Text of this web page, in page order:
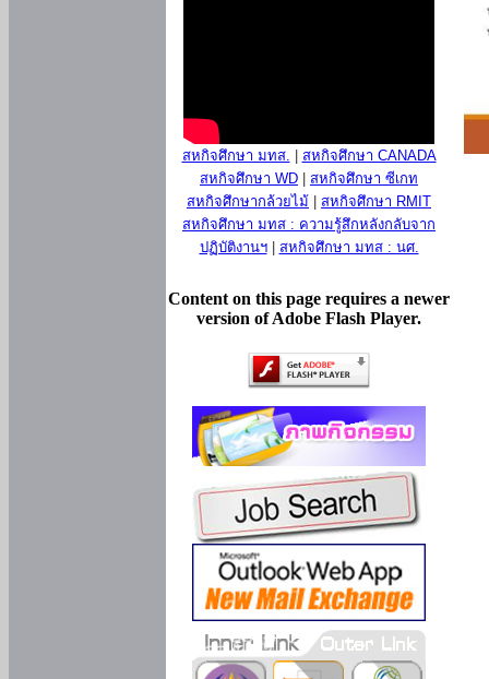
สหกิจศึกษา มทส.
สหกิจศึกษา CANADA
สหกิจศึกษา WD
สหกิจศึกษา ซีเกท
สหกิจศึกษากล้วยไม้
สหกิจศึกษา RMIT
สหกิจศึกษา มทส : ความรู้สึกหลังกลับจาก
ปฏิบัติงานฯ| สหกิจศึกษา มทส : นศ.
Content on this page requires a newer
version of Adobe Flash Player.